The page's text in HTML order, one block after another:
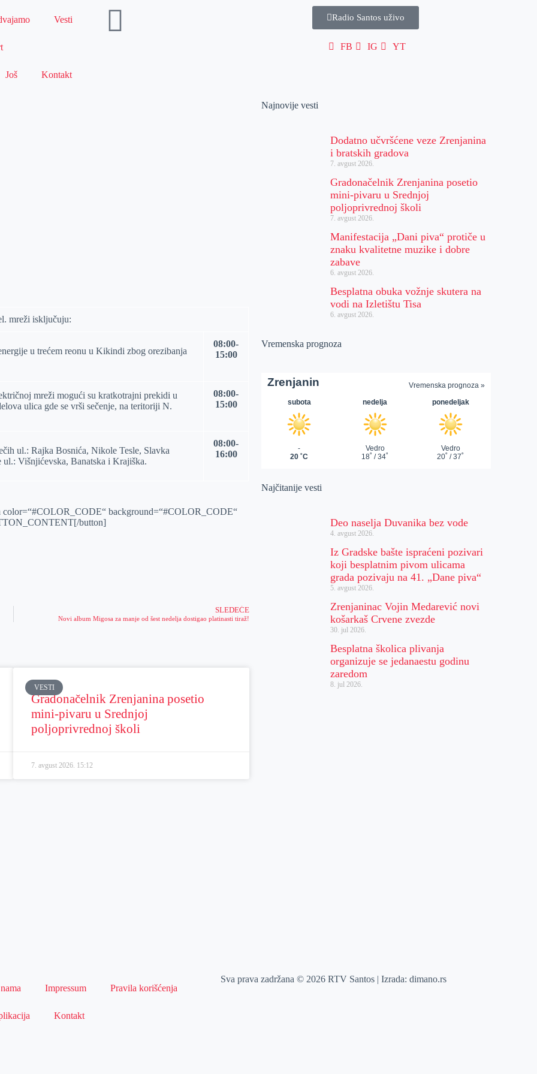
Vesti
Još Kontakt
Radio Santos uživo
FB IG YT
mreži isključuju:
u trećem reonu u Kikindi zbog orezibanja
08:00-
15:00
mreži mogući su kratkotrajni prekidi u
ulica gde se vrši sečenje, na teritoriji N.
08:00-
15:00
ul.: Rajka Bosnića, Nikole Tesle, Slavka
ul.: Višnjićevska, Banatska i Krajiška.
08:00-
16:00
color=“#COLOR_CODE“ background=“#COLOR_CODE“
button]
SLEDEĆE
Novi album Migosa za manje od šest nedelja dostigao platinasti tiraž!
VESTI
Gradonačelnik Zrenjanina posetio
mini-pivaru u Srednjoj
poljoprivrednoj školi
7. avgust 2026. 15:12
Najnovije vesti
Dodatno učvršćene veze Zrenjanina
i bratskih gradova
7. avgust 2026.
Gradonačelnik Zrenjanina posetio
mini-pivaru u Srednjoj
poljoprivrednoj školi
7. avgust 2026.
Manifestacija „Dani piva“ protiče u
znaku kvalitetne muzike i dobre
zabave
6. avgust 2026.
Besplatna obuka vožnje skutera na
vodi na Izletištu Tisa
6. avgust 2026.
Vremenska prognoza
Najčitanije vesti
Deo naselja Duvanika bez vode
4. avgust 2026.
Iz Gradske bašte ispraćeni pozivari
koji besplatnim pivom ulicama
grada pozivaju na 41. „Dane piva“
5. avgust 2026.
Zrenjaninac Vojin Medarević novi
košarkaš Crvene zvezde
30. jul 2026.
Besplatna školica plivanja
organizuje se jedanaestu godinu
zaredom
8. jul 2026.
Impressum Pravila korišćenja
Kontakt
Sva prava zadržana © 2026 RTV Santos | Izrada:dimano.rs